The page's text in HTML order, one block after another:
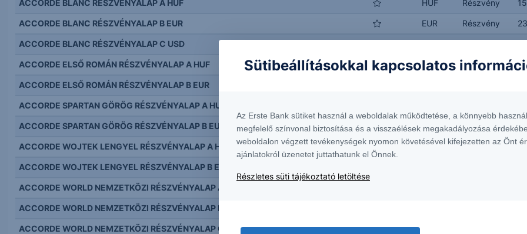
ACCORDE BLANC RÉSZVÉNYALAP A HUF
HUF Részvény
ACCORDE BLANC RÉSZVÉNYALAP B EUR EUR Részvény
ACCORDE BLANC RÉSZVÉNYALAP C USD
ACCORDE ELSŐ ROMÁN RÉSZVÉNYALAP A HUF HUF Részvény
ACCORDE ELSŐ ROMÁN RÉSZVÉNYALAP B EUR
ACCORDE SPARTAN GÖRÖG RÉSZVÉNYALAP A HUF
ACCORDE SPARTAN GÖRÖG RÉSZVÉNYALAP B EUR EUR Részvény
ACCORDE WOJTEK LENGYEL RÉSZVÉNYALAP A HUF HUF Részvény
ACCORDE WOJTEK LENGYEL RÉSZVÉNYALAP B EUR
ACCORDE WORLD NEMZETKÖZI RÉSZVÉNYALAP A HUF
ACCORDE WORLD NEMZETKÖZI RÉSZVÉNYALAP B EUR
ACCORDE WORLD NEMZETKÖZI RÉSZVÉNYALAP C USD
Sütibeállításokkal kapcsolatos
Az Erste Bank sütiket használ a weboldalak működtetése, a könnyebb
megfelelő színvonal biztosítása és a visszaélések megakadályozása
weboldalon végzett tevékenységek nyomon követésével kifejezetten az Önt
ajánlatokról üzenetet juttathatunk el Önnek.
Részletes süti tájékoztató letöltése